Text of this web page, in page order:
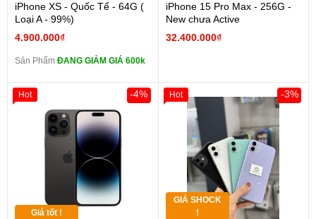
iPhone XS - Quốc Tế - 64G (
Loại A - 99%)
4.900.000₫
Sản Phẩm ĐANG GIẢM GIÁ 600k
iPhone 15 Pro Max - 256G -
New chưa Active
32.400.000₫
Giá tốt !
-4%
Hot
GIÁ SHOCK
!
-3%
Hot